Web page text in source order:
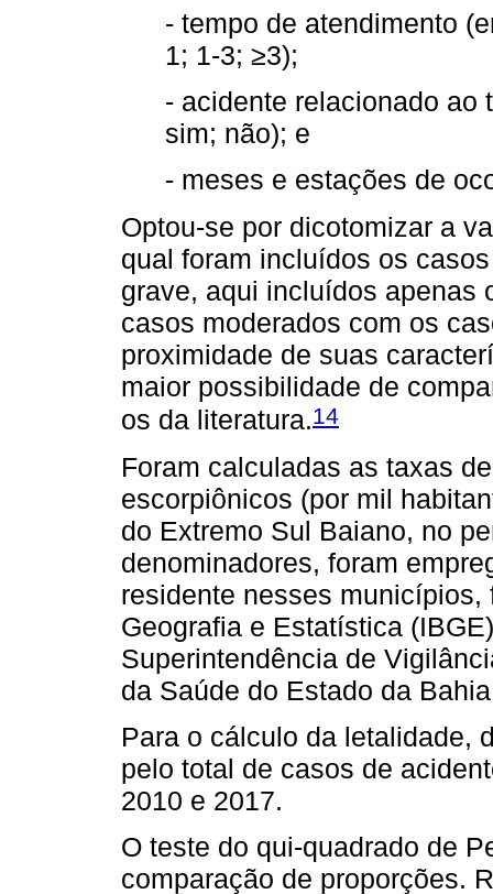
- tempo de atendimento
1; 1-3; ≥3);
- acidente relacionado ao
sim; não); e
- meses e estações de
Optou-se por dicotomizar a
qual foram incluídos os
grave, aqui incluídos apenas
casos moderados com os
proximidade de suas
maior possibilidade de
os da literatura.14
Foram calculadas as taxas
escorpiônicos (por mil
do Extremo Sul Baiano, no
denominadores, foram
residente nesses
Geografia e Estatística
Superintendência de
da Saúde do Estado da
Para o cálculo da letalidade,
pelo total de casos de
2010 e 2017.
O teste do qui-quadrado de
comparação de proporções.